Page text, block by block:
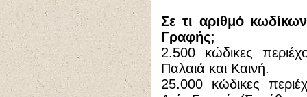
Σε τι αριθμό
Γραφής;
2.500 κώδικες
Παλαιά και Καινή.
25.000 κώδικες